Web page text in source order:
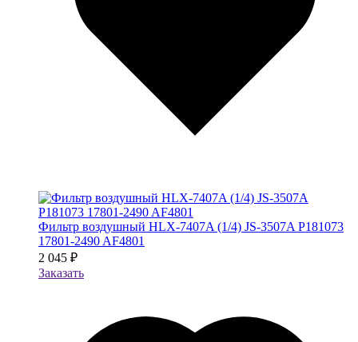
Фильтр воздушный HLX-7407A (1/4) JS-3507A P181073
17801-2490 AF4801
2 045 ₽
Заказать